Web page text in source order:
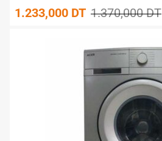
1.233,000 DT 1.370,000DT